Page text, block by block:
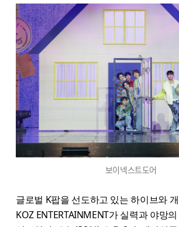
보이넥스트도어
글로벌 K팝을 선도하고 있는 하이브와
KOZ ENTERTAINMENT가 실력과 야망